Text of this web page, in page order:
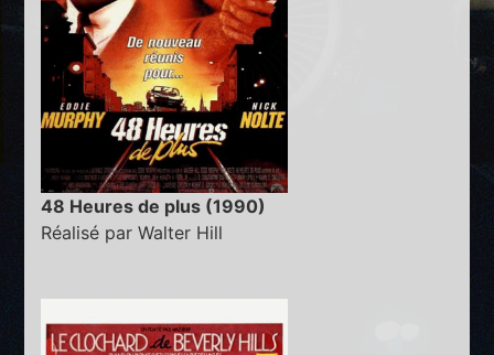
48 Heures de plus (1990)
Réalisé par Walter Hill